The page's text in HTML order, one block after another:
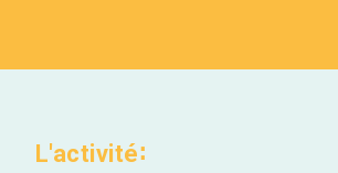
L'activité